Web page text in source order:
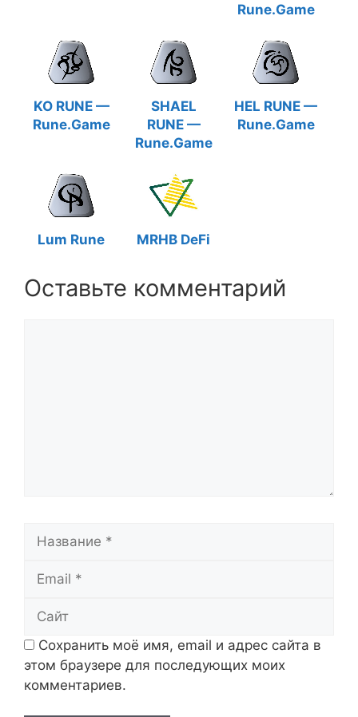
Rune.Game
KO RUNE —
Rune.Game
SHAEL
RUNE —
Rune.Game
HEL RUNE —
Rune.Game
Lum Rune MRHB DeFi
Оставьте комментарий
Сохранить моё имя, email и адрес сайта в
этом браузере для последующих моих
комментариев.